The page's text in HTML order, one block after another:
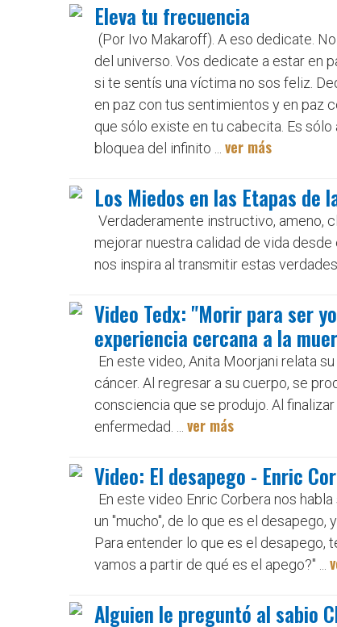
Eleva tu frecuencia
(Por Ivo Makaroff). A eso dedicate.
del universo. Vos dedicate a estar en
si te sentís una víctima no sos feliz.
en paz con tus sentimientos y en paz
que sólo existe en tu cabecita. Es
bloquea del infinito ... ver más
Los Miedos en las Etapas de
Verdaderamente instructivo, ameno,
mejorar nuestra calidad de vida
nos inspira al transmitir estas verdades
Video Tedx: "Morir para ser
experiencia cercana a la
En este video, Anita Moorjani relata
cáncer. Al regresar a su cuerpo, se
consciencia que se produjo. Al
enfermedad. ... ver más
Video: El desapego - Enric
En este video Enric Corbera nos
un "mucho", de lo que es el
Para entender lo que es el desapego,
vamos a partir de qué es el apego?" ...
Alguien le preguntó al sabio